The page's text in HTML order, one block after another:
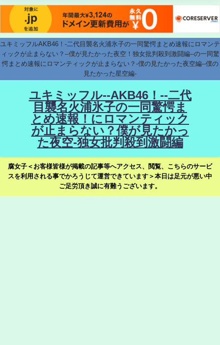
ユキミッフルAKB46！-二代目襲名火浦氷子の一同驚愕まとめ速報にロマンテ
ィックが止まらない？--僕が見たかった夜空！独女批判殺到激闘編--の一同驚
愕まとめ速報にロマンティックが止まらない？-僕の見たかった夜空編--僕の
見たかった星空編-
ユキミッフル--AKB46！--二代
目襲名火浦氷子の一同驚愕ま
とめ速報！にロマンティック
が止まらない？僕が見たかっ
た夜空-独女批判殺到激闘編
腐女子＜お客様皆様が掲載の記事等へアクセス、閲覧、こちらのサービ
スを利用される事でかろうじて運営できています＞本日は足元が悪い中
ご足労頂き誠に有難うございます。